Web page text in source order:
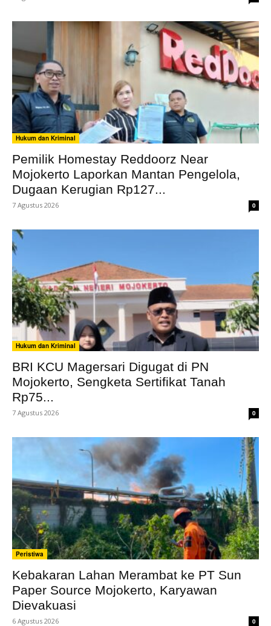
Hukum dan Kriminal
Pemilik Homestay Reddoorz Near
Mojokerto Laporkan Mantan Pengelola,
Dugaan Kerugian Rp127...
7 Agustus 2026 0
Hukum dan Kriminal
BRI KCU Magersari Digugat di PN
Mojokerto, Sengketa Sertifikat Tanah
Rp75...
7 Agustus 2026 0
Peristiwa
Kebakaran Lahan Merambat ke PT Sun
Paper Source Mojokerto, Karyawan
Dievakuasi
6 Agustus 2026 0